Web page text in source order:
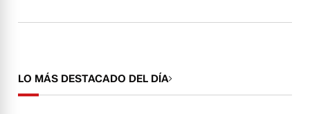
LO MÁS DESTACADO DEL DÍA